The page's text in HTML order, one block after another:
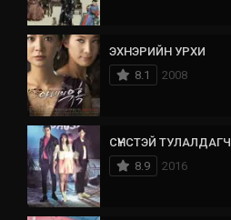
ЭХНЭРИЙН УРХИ
8.1
2008
СҮНСТЭЙ ТУЛАЛДАГЧ
8.9
2016